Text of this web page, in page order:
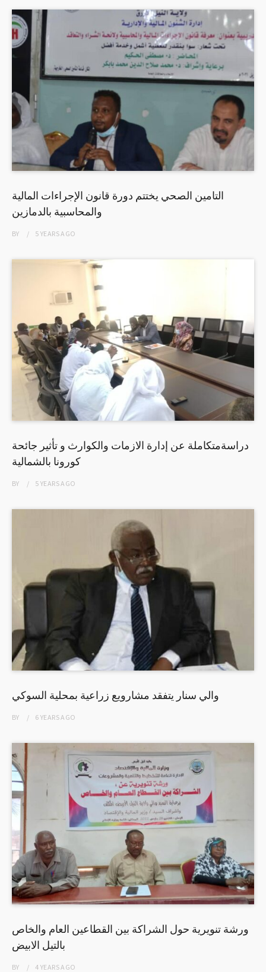
التامين الصحي يختتم دورة قانون الإجراءات المالية
والمحاسبية بالدمازين
BY 5 YEARSAGO
دراسةمتكاملة عن إدارة الازمات والكوارث و تأثير جائحة
كورونا بالشمالية
BY 5 YEARSAGO
والي سنار يتفقد مشارويع زراعية بمحلية السوكي
BY 6 YEARSAGO
ورشة تنويرية حول الشراكة بين القطاعين العام والخاص
بالتيل الابيض
BY 4 YEARSAGO